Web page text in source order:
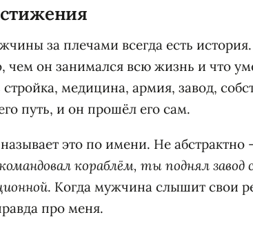
за плечами всегда есть
чем он занимался всю жизнь и что
медицина, армия, завод,
путь, и он прошёл его сам.
это по имени. Не абстрактно
кораблём, ты поднял завод
. Когда мужчина слышит свои
про меня.